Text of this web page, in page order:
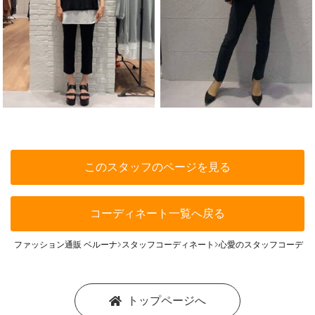
このスタッフのページを見る
コーディネート一覧へ戻る
ファッション通販 ベルーナ スタッフコーディネート 心愛のスタッフコーディ
トップページへ